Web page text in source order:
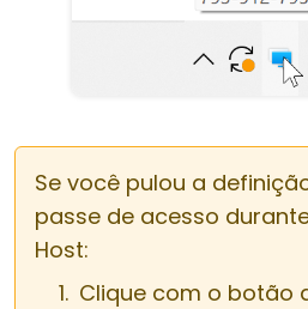
Se você pulou a
passe de acesso
Host:
Clique com o botão